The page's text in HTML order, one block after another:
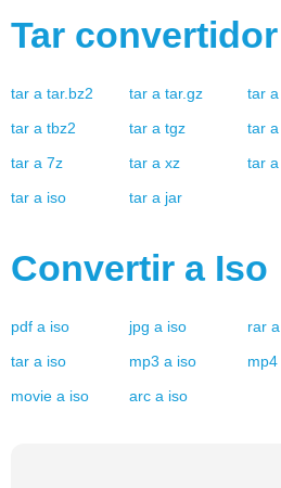
Tar convertidor
tar a tar.bz2 tar a tar.gz tar a
tar a tbz2 tar a tgz tar a
tar a 7z tar a xz tar a
tar a iso tar a jar
Convertir a Iso
pdf a iso jpg a iso rar a
tar a iso mp3 a iso mp4
movie a iso arc a iso